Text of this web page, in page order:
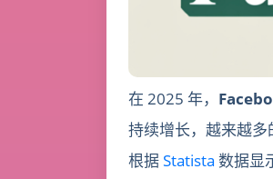
在 2025 年，
持续增长，越来越多
根据Statista 数据显